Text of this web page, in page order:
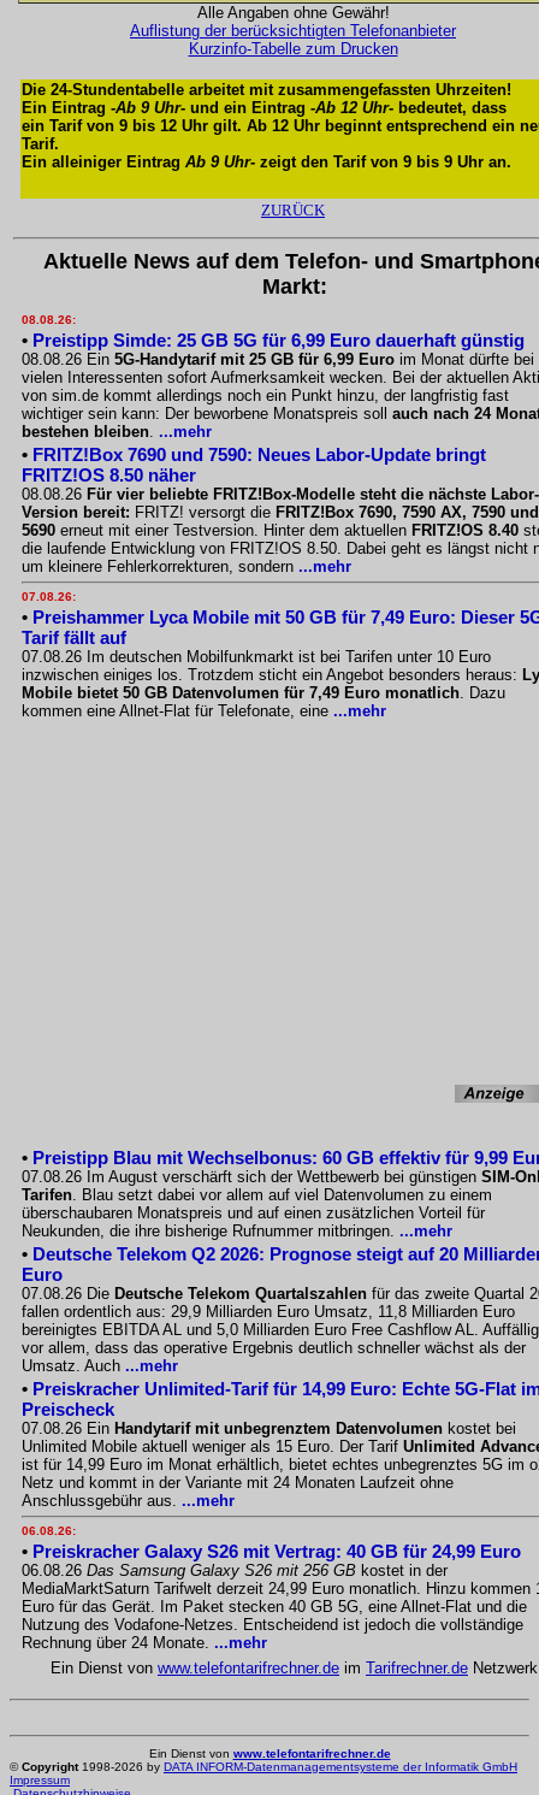
Alle Angaben ohne Gewähr!
Auflistung der berücksichtigten Telefonanbieter
Kurzinfo-Tabelle zum Drucken
Die 24-Stundentabelle arbeitet mit zusammengefassten Uhrzeiten!
Ein Eintrag -Ab 9 Uhr- und ein Eintrag -Ab 12 Uhr- bedeutet, dass
ein Tarif von 9 bis 12 Uhr gilt. Ab 12 Uhr beginnt entsprechend ein
Tarif.
Ein alleiniger Eintrag Ab 9 Uhr- zeigt den Tarif von 9 bis 9 Uhr an.
ZURÜCK
Aktuelle News auf dem Telefon- und
Markt:
08.08.26:
• Preistipp Simde: 25 GB 5G für 6,99 Euro dauerhaft günstig
08.08.26 Ein 5G-Handytarif mit 25 GB für 6,99 Euro im Monat dürfte bei
vielen Interessenten sofort Aufmerksamkeit wecken. Bei der aktuellen
von sim.de kommt allerdings noch ein Punkt hinzu, der langfristig fast
wichtiger sein kann: Der beworbene Monatspreis soll auch nach 24
bestehen bleiben. ...mehr
• FRITZ!Box 7690 und 7590: Neues Labor-Update bringt
FRITZ!OS 8.50 näher
08.08.26 Für vier beliebte FRITZ!Box-Modelle steht die nächste Labor-
Version bereit: FRITZ! versorgt die FRITZ!Box 7690, 7590 AX, 7590 und
5690 erneut mit einer Testversion. Hinter dem aktuellen FRITZ!OS 8.40
die laufende Entwicklung von FRITZ!OS 8.50. Dabei geht es längst nicht
um kleinere Fehlerkorrekturen, sondern ...mehr
07.08.26:
• Preishammer Lyca Mobile mit 50 GB für 7,49 Euro: Dieser
Tarif fällt auf
07.08.26 Im deutschen Mobilfunkmarkt ist bei Tarifen unter 10 Euro
inzwischen einiges los. Trotzdem sticht ein Angebot besonders heraus:
Mobile bietet 50 GB Datenvolumen für 7,49 Euro monatlich. Dazu
kommen eine Allnet-Flat für Telefonate, eine ...mehr
• Preistipp Blau mit Wechselbonus: 60 GB effektiv für 9,99
07.08.26 Im August verschärft sich der Wettbewerb bei günstigen SIM-
Tarifen. Blau setzt dabei vor allem auf viel Datenvolumen zu einem
überschaubaren Monatspreis und auf einen zusätzlichen Vorteil für
Neukunden, die ihre bisherige Rufnummer mitbringen. ...mehr
• Deutsche Telekom Q2 2026: Prognose steigt auf 20
Euro
07.08.26 Die Deutsche Telekom Quartalszahlen für das zweite Quartal
fallen ordentlich aus: 29,9 Milliarden Euro Umsatz, 11,8 Milliarden Euro
bereinigtes EBITDA AL und 5,0 Milliarden Euro Free Cashflow AL.
vor allem, dass das operative Ergebnis deutlich schneller wächst als der
Umsatz. Auch ...mehr
• Preiskracher Unlimited-Tarif für 14,99 Euro: Echte 5G-Flat
Preischeck
07.08.26 Ein Handytarif mit unbegrenztem Datenvolumen kostet bei
Unlimited Mobile aktuell weniger als 15 Euro. Der Tarif Unlimited
ist für 14,99 Euro im Monat erhältlich, bietet echtes unbegrenztes 5G im
Netz und kommt in der Variante mit 24 Monaten Laufzeit ohne
Anschlussgebühr aus. ...mehr
06.08.26:
• Preiskracher Galaxy S26 mit Vertrag: 40 GB für 24,99 Euro
06.08.26 Das Samsung Galaxy S26 mit 256 GB kostet in der
MediaMarktSaturn Tarifwelt derzeit 24,99 Euro monatlich. Hinzu kommen
Euro für das Gerät. Im Paket stecken 40 GB 5G, eine Allnet-Flat und die
Nutzung des Vodafone-Netzes. Entscheidend ist jedoch die vollständige
Rechnung über 24 Monate. ...mehr
Ein Dienst von www.telefontarifrechner.de im Tarifrechner.de Netzwerk
Ein Dienst von www.telefontarifrechner.de
©Copyright1998-2026 by DATA INFORM-Datenmanagementsysteme der Informatik GmbH
Impressum